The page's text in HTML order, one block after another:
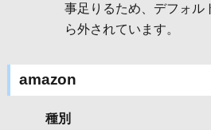
事足りるため、デフォル
ら外されています。
amazon
種別